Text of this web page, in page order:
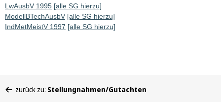
LwAusbV 1995 [alle SG hierzu]
ModellBTechAusbV [alle SG hierzu]
IndMetMeistV 1997 [alle SG hierzu]
befinden
zurück zu: Stellungnahmen/Gutachten